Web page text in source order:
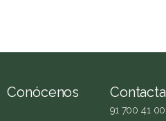
Conócenos Contacta
91 700 41 00